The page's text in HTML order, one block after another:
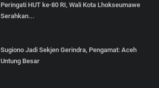
Peringati HUT ke-80 RI, Wali Kota Lhokseumawe
Serahkan...
Sugiono Jadi Sekjen Gerindra, Pengamat: Aceh
Untung Besar